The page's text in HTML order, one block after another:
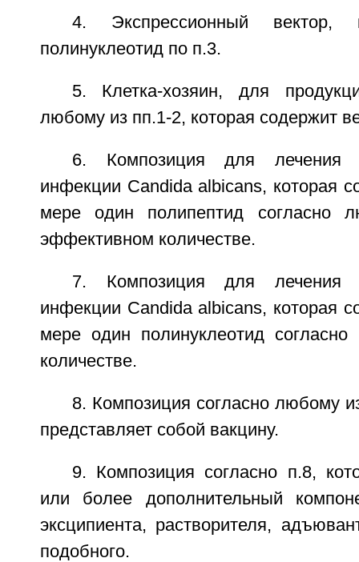
4. Экспрессионный вектор,
полинуклеотид по п.3.
5. Клетка-хозяин, для
любому из пп.1-2, которая содержит
6. Композиция для лечения
инфекции Candida albicans, которая
мере один полипептид согласно
эффективном количестве.
7. Композиция для лечения
инфекции Candida albicans, которая
мере один полинуклеотид
количестве.
8. Композиция согласно любому
представляет собой вакцину.
9. Композиция согласно п.8,
или более дополнительный
эксципиента, растворителя,
подобного.